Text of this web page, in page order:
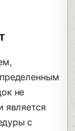
не
является
с